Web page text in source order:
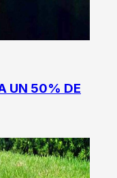
UN 50% DE